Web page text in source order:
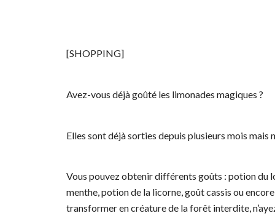
[SHOPPING]
Avez-vous déjà goûté les limonades magiques ?
Elles sont déjà sorties depuis plusieurs mois mais
Vous pouvez obtenir différents goûts : potion du
menthe, potion de la licorne, goût cassis ou
transformer en créature de la forêt interdite,